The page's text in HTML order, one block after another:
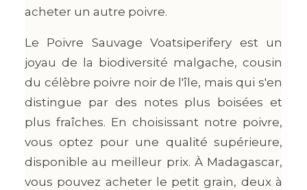
acheter un autre poivre.
Le Poivre Sauvage Voatsiperifery est un
joyau de la biodiversité malgache, cousin
du célèbre poivre noir de l'île, mais qui s'en
distingue par des notes plus boisées et
plus fraîches. En choisissant notre poivre,
vous optez pour une qualité supérieure,
disponible au meilleur prix. À Madagascar,
vous pouvez acheter le petit grain, deux à